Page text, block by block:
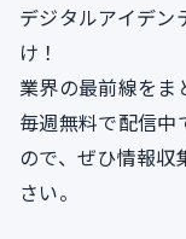
デジタルアイデン
け！
業界の最前線をま
毎週無料で配信中
ので、ぜひ情報収
さい。